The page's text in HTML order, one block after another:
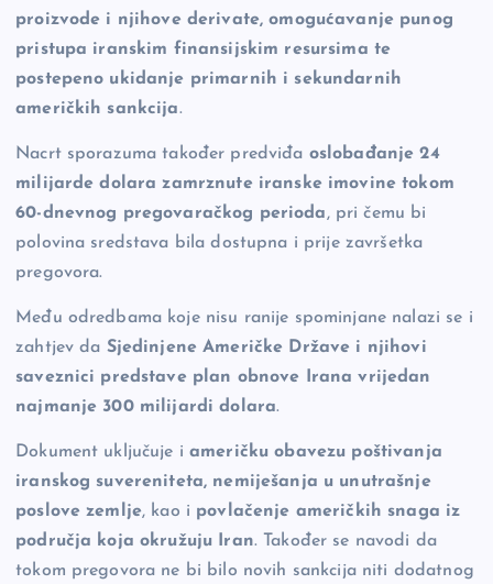
proizvode i njihove derivate, omogućavanje punog
pristupa iranskim finansijskim resursima te
postepeno ukidanje primarnih i sekundarnih
američkih sankcija.
Nacrt sporazuma također predviđa oslobađanje 24
milijarde dolara zamrznute iranske imovine tokom
60-dnevnog pregovaračkog perioda, pri čemu bi
polovina sredstava bila dostupna i prije završetka
pregovora.
Među odredbama koje nisu ranije spominjane nalazi se i
zahtjev da Sjedinjene Američke Države i njihovi
saveznici predstave plan obnove Irana vrijedan
najmanje 300 milijardi dolara.
Dokument uključuje iameričku obavezu poštivanja
iranskog suvereniteta, nemiješanja u unutrašnje
poslove zemlje, kao i povlačenje američkih snaga iz
područja koja okružuju Iran. Također se navodi da
tokom pregovora ne bi bilo novih sankcija niti dodatnog